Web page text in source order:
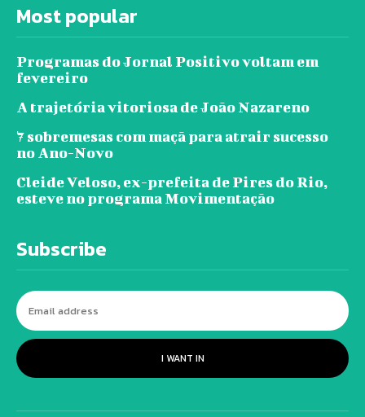
Most popular
Programas do Jornal Positivo voltam em
fevereiro
A trajetória vitoriosa de João Nazareno
7 sobremesas com maçã para atrair sucesso
no Ano-Novo
Cleide Veloso, ex-prefeita de Pires do Rio,
esteve no programa Movimentação
Subscribe
I WANT IN